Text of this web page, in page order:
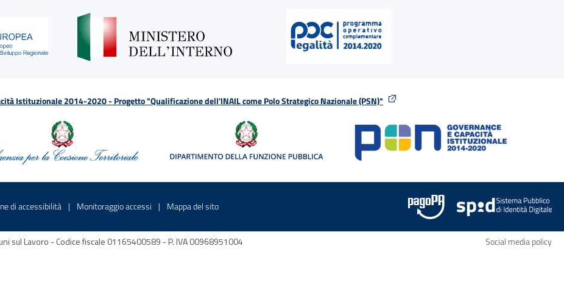
Istituzionale 2014-2020 - Progetto "Qualificazione dell'INAIL come Polo Strategico Nazionale (PSN)"
in una nuova finestra
di accessibilità Sito interno - Apre in una nuova finestra
Monitoraggio accessi Sito interno - Apre in una nuova finestra
Mappa del sitoSito interno - Apre nella stessa finestra
sul Lavoro - Codice fiscale 01165400589 - P. IVA 00968951004 Social media policy